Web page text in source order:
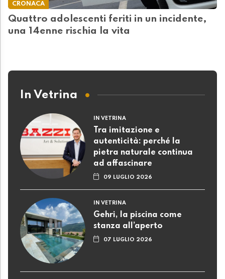
CRONACA
Quattro adolescenti feriti in un incidente,
una 14enne rischia la vita
In Vetrina
IN VETRINA
Tra imitazione e
autenticità: perché la
pietra naturale continua
ad affascinare
09 LUGLIO 2026
IN VETRINA
Gehri, la piscina come
stanza all’aperto
07 LUGLIO 2026